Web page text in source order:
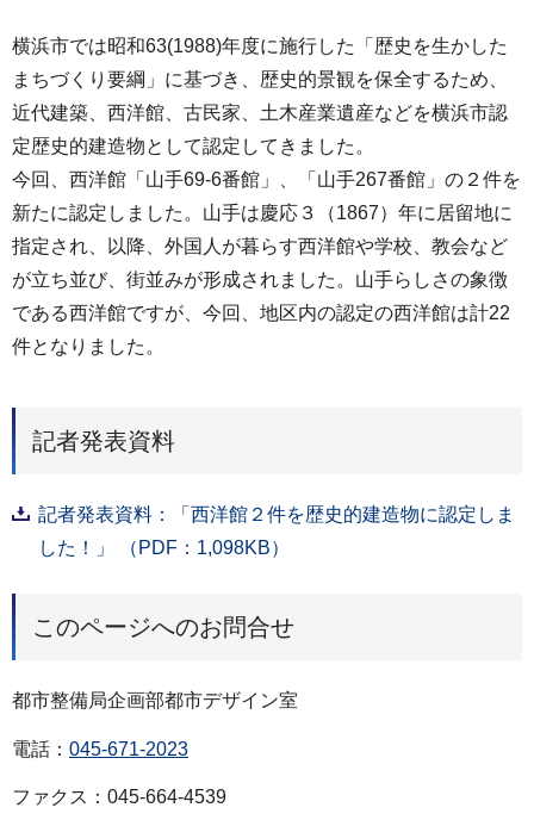
横浜市では昭和63(1988)年度に施行した「歴史を生かした
まちづくり要綱」に基づき、歴史的景観を保全するため、
近代建築、西洋館、古民家、土木産業遺産などを横浜市認
定歴史的建造物として認定してきました。
今回、西洋館「山手69-6番館」、「山手267番館」の２件を
新たに認定しました。山手は慶応３（1867）年に居留地に
指定され、以降、外国人が暮らす西洋館や学校、教会など
が立ち並び、街並みが形成されました。山手らしさの象徴
である西洋館ですが、今回、地区内の認定の西洋館は計22
件となりました。
記者発表資料
記者発表資料：「西洋館２件を歴史的建造物に認定しま
した！」 （PDF：1,098KB）
このページへのお問合せ
都市整備局企画部都市デザイン室
電話： 045-671-2023
ファクス：045-664-4539